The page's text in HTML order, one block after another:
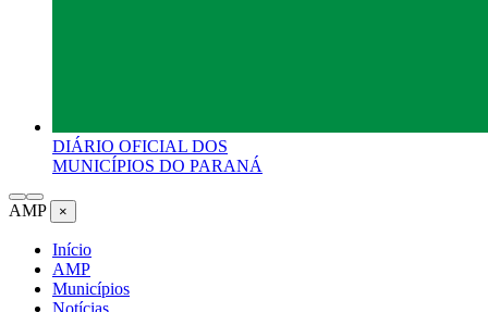
DIÁRIO OFICIAL DOS
MUNICÍPIOS DO PARANÁ
AMP ×
Início
AMP
Municípios
Notícias